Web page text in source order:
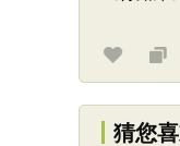
猜您